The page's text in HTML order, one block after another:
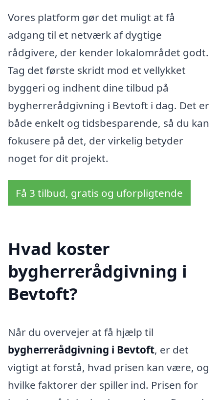
Vores platform gør det muligt at få
adgang til et netværk af dygtige
rådgivere, der kender lokalområdet godt.
Tag det første skridt mod et vellykket
byggeri og indhent dine tilbud på
bygherrerådgivning i Bevtoft i dag. Det er
både enkelt og tidsbesparende, så du kan
fokusere på det, der virkelig betyder
noget for dit projekt.
Få 3 tilbud, gratis og uforpligtende
Hvad koster
bygherrerådgivning i
Bevtoft?
Når du overvejer at få hjælp til
bygherrerådgivning i Bevtoft, er det
vigtigt at forstå, hvad prisen kan være, og
hvilke faktorer der spiller ind. Prisen for